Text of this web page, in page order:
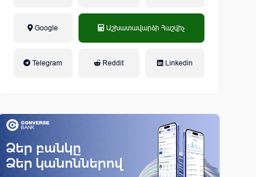
Google Աշխատավարձի Հաշվիչ
Telegram Reddit Linkedin